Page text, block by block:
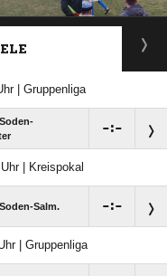
| Gruppenliga
:
| Kreispokal
Salm. :
| Gruppenliga